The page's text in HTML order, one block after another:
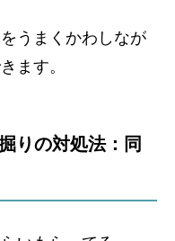
うまくかわしなが
ます。
りの対処法：同